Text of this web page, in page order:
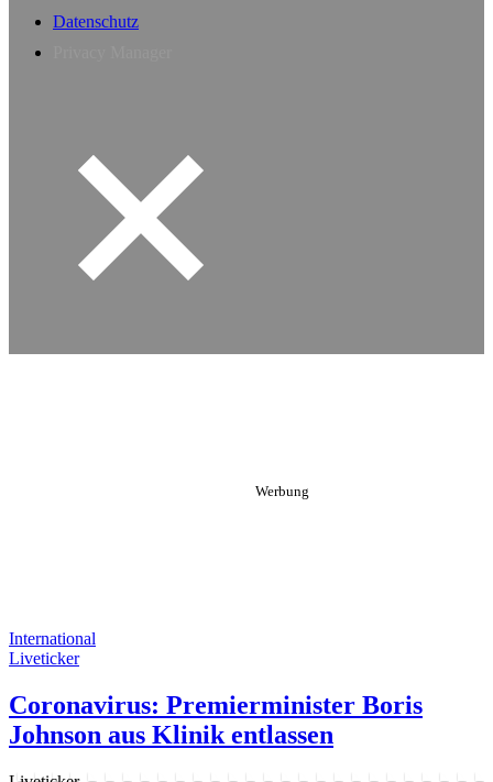
Datenschutz
International
Liveticker
Coronavirus: Premierminister Boris
Johnson aus Klinik entlassen